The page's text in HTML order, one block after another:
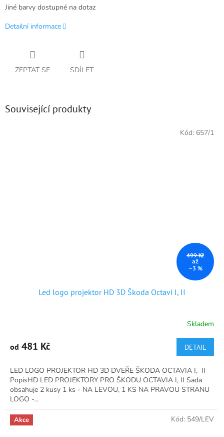
Jiné barvy dostupné na dotaz
Detailní informace
ZEPTAT SE SDÍLET
Související produkty
499 Kč
až
–3 %
Led logo projektor HD 3D Škoda Octavi I, II
produktu
z
5
hvězdiček.
Skladem
od 481 Kč DETAIL
LED LOGO PROJEKTOR HD 3D DVEŘE ŠKODA OCTAVIA I, II
PopisHD LED PROJEKTORY PRO ŠKODU OCTAVIA I, II Sada
obsahuje 2 kusy 1 ks - NA LEVOU, 1 KS NA PRAVOU STRANU
LOGO -...
Kód: 657/1
Akce Kód: 549/LEV